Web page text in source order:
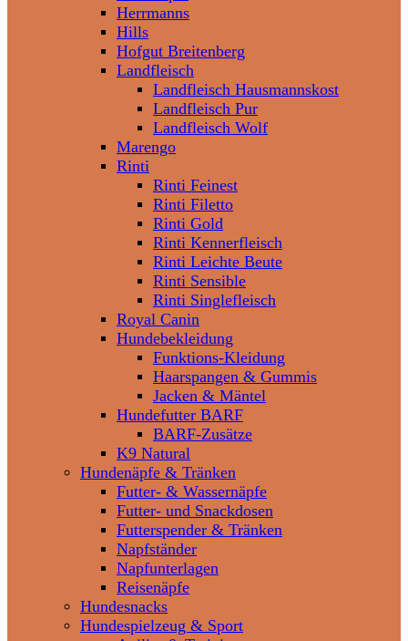
Herrmanns
Hills
Hofgut Breitenberg
Landfleisch
Landfleisch Hausmannskost
Landfleisch Pur
Landfleisch Wolf
Marengo
Rinti
Rinti Feinest
Rinti Filetto
Rinti Gold
Rinti Kennerfleisch
Rinti Leichte Beute
Rinti Sensible
Rinti Singlefleisch
Royal Canin
Hundebekleidung
Funktions-Kleidung
Haarspangen & Gummis
Jacken & Mäntel
Hundefutter BARF
BARF-Zusätze
K9 Natural
Hundenäpfe & Tränken
Futter- & Wassernäpfe
Futter- und Snackdosen
Futterspender & Tränken
Napfständer
Napfunterlagen
Reisenäpfe
Hundesnacks
Hundespielzeug & Sport